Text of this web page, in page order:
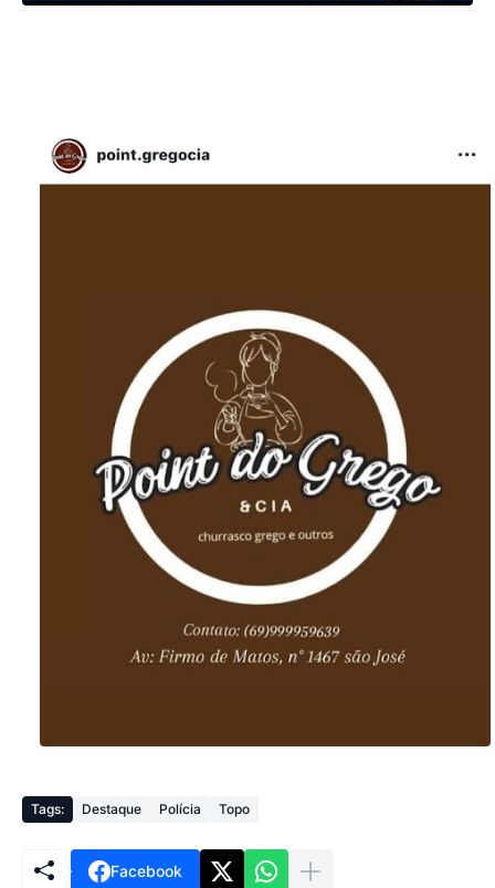
Tags: Destaque Polícia Topo
Facebook